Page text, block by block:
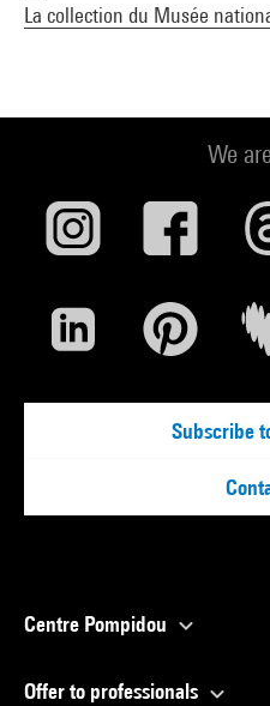
La collection du Musée
We
Subscribe
Centre Pompidou
Offer to professionals